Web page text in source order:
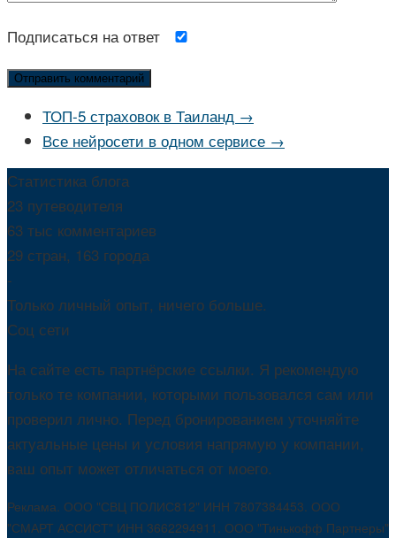
Подписаться на ответ
ТОП-5 страховок в Таиланд →
Все нейросети в одном сервисе →
Статистика блога
23 путеводителя
63 тыс комментариев
29 стран, 163 города
-
Только личный опыт, ничего больше.
Соц сети
На сайте есть партнёрские ссылки. Я рекомендую
только те компании, которыми пользовался сам или
проверил лично. Перед бронированием уточняйте
актуальные цены и условия напрямую у компании,
ваш опыт может отличаться от моего.
Реклама. ООО "СВЦ ПОЛИС812" ИНН 7807384453. ООО
"СМАРТ АССИСТ" ИНН 3662294911. ООО "Тинькофф Партнеры"